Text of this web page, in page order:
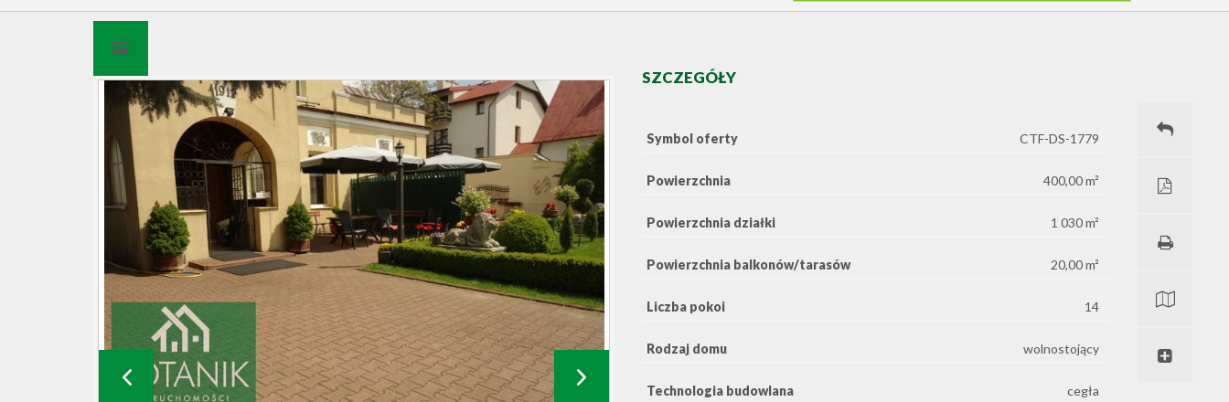
SZCZEGÓŁY
Symbol oferty CTF-DS-1779
Powierzchnia 400,00 m²
Powierzchnia działki 1 030 m²
Powierzchnia balkonów/tarasów 20,00 m²
Liczba pokoi 14
Rodzaj domu wolnostojący
Technologia budowlana cegła